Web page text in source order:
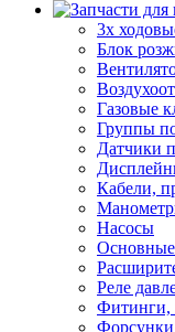
3х
Блок
Газовые
Группы
Датчики
Кабели,
Насосы
Реле
Фитинги,
Форсунки